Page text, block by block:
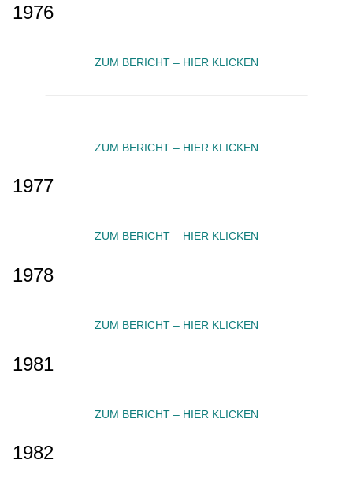
1976
ZUM BERICHT – HIER KLICKEN
ZUM BERICHT – HIER KLICKEN
1977
ZUM BERICHT – HIER KLICKEN
1978
ZUM BERICHT – HIER KLICKEN
1981
ZUM BERICHT – HIER KLICKEN
1982